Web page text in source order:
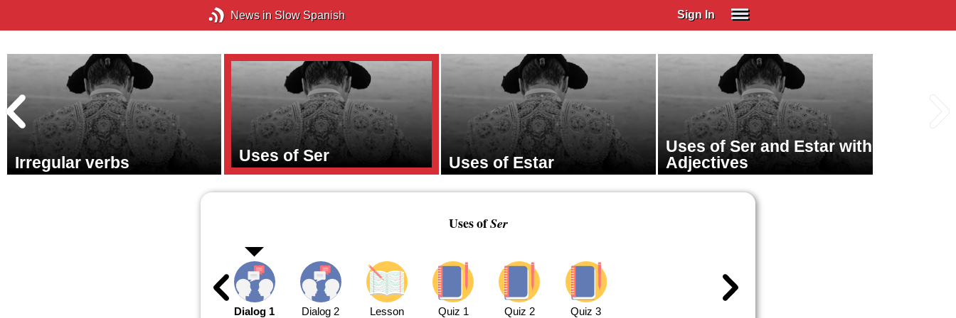
News in Slow Spanish Sign In
Spanish (Spain)
Spanish (Latino)
SUBSCRIBE
EDUCATIONAL LICENSES
GIFT CARDS
Irregular verbs Uses of Ser Uses of Estar
Uses of Ser and Estar with
Adjectives
Uses ofSer
Dialog 1 Dialog 2 Lesson Quiz 1 Quiz 2 Quiz 3